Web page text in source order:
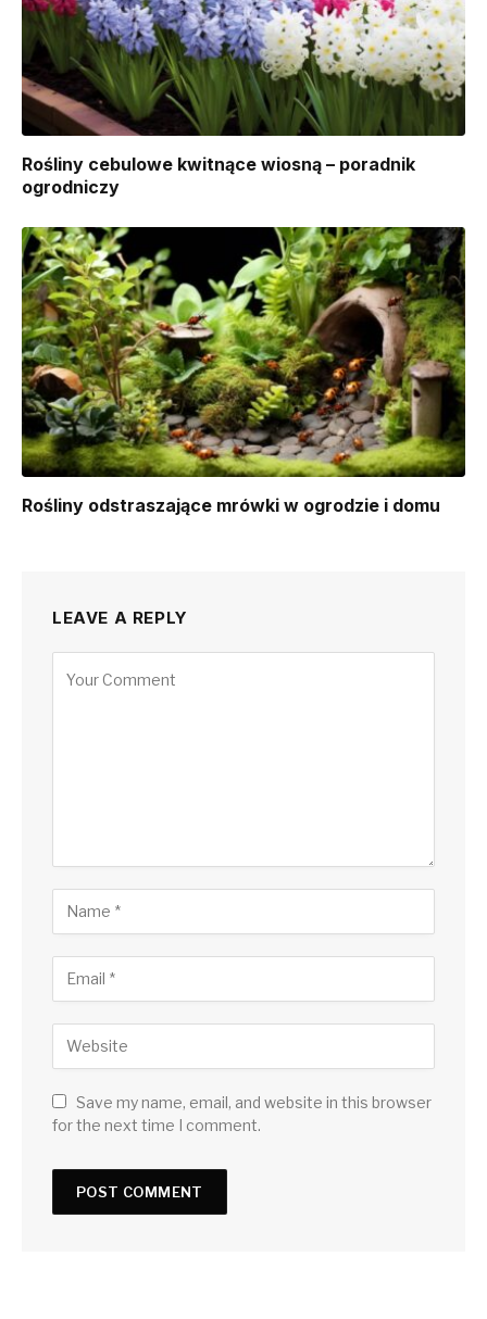
Rośliny cebulowe kwitnące wiosną – poradnik
ogrodniczy
Rośliny odstraszające mrówki w ogrodzie i domu
LEAVE A REPLY
Save my name, email, and website in this browser
for the next time I comment.